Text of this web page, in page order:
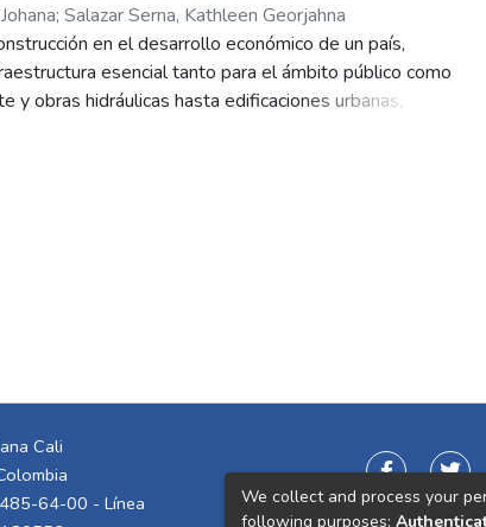
; Salazar Serna, Kathleen Georjahna
en el desarrollo económico de un país,
esencial tanto para el ámbito público como
y obras hidráulicas hasta edificaciones urbanas,
de la calidad de vida de sus habitantes. Sin
importancia de una correcta definición del alcance y
construcción que abarque desde la evaluación de
Cali
64-00 - Línea
We collect and process your
following purposes: